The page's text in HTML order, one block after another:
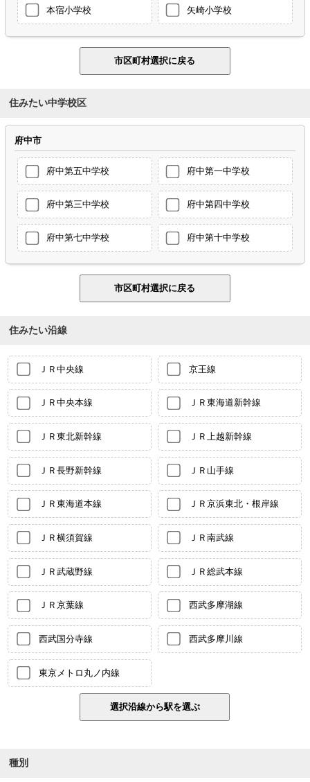
本宿小学校 矢崎小学校
住みたい中学校区
府中市
府中第五中学校 府中第一中学校
府中第三中学校 府中第四中学校
府中第七中学校 府中第十中学校
住みたい沿線
ＪＲ中央線 京王線
ＪＲ中央本線 ＪＲ東海道新幹線
ＪＲ東北新幹線 ＪＲ上越新幹線
ＪＲ長野新幹線 ＪＲ山手線
ＪＲ東海道本線 ＪＲ京浜東北・根岸線
ＪＲ横須賀線 ＪＲ南武線
ＪＲ武蔵野線 ＪＲ総武本線
ＪＲ京葉線 西武多摩湖線
西武国分寺線 西武多摩川線
東京メトロ丸ノ内線
種別